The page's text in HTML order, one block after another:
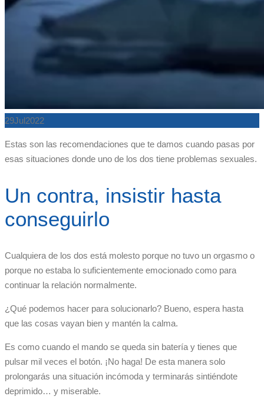
29Jul 2022
Estas son las recomendaciones que te damos cuando pasas por
esas situaciones donde uno de los dos tiene problemas sexuales.
Un contra, insistir hasta
conseguirlo
Cualquiera de los dos está molesto porque no tuvo un orgasmo o
porque no estaba lo suficientemente emocionado como para
continuar la relación normalmente.
¿Qué podemos hacer para solucionarlo? Bueno, espera hasta
que las cosas vayan bien y mantén la calma.
Es como cuando el mando se queda sin batería y tienes que
pulsar mil veces el botón. ¡No haga! De esta manera solo
prolongarás una situación incómoda y terminarás sintiéndote
deprimido… y miserable.